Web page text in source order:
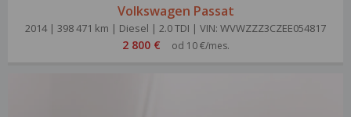
Volkswagen Passat
2014 | 398 471 km | Diesel | 2.0 TDI | VIN: WVWZZZ3CZEE054817
2 800 € od 10 €/mes.